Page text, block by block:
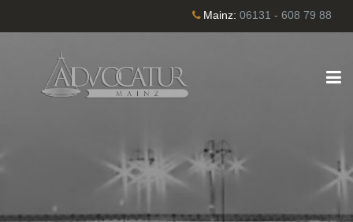
Mainz: 06131 - 608 79 88